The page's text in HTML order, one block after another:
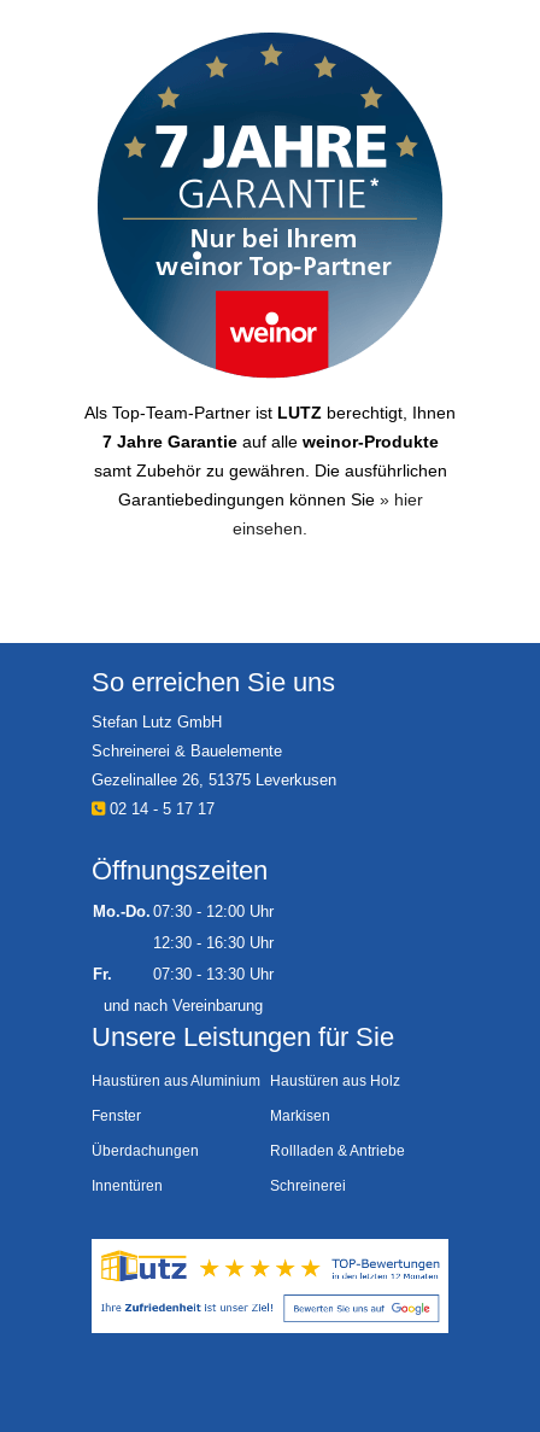
Als Top-Team-Partner ist LUTZ berechtigt, Ihnen
7 Jahre Garantieauf alle weinor-Produkte
samt Zubehör zu gewähren. Die ausführlichen
Garantiebedingungen können Sie » hier
einsehen.
So erreichen Sie uns
Stefan Lutz GmbH
Schreinerei & Bauelemente
Gezelinallee 26, 51375 Leverkusen
02 14 - 5 17 17
Öffnungszeiten
Mo.-Do. 07:30 - 12:00 Uhr
12:30 - 16:30 Uhr
Fr.
07:30 - 13:30 Uhr
und nach Vereinbarung
Unsere Leistungen für Sie
Haustüren aus Aluminium Haustüren aus Holz
Fenster Markisen
Überdachungen Rollladen & Antriebe
Innentüren Schreinerei